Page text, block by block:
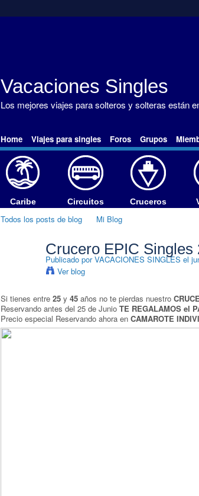
Vacaciones Singles
Los mejores viajes para solteros y solteras están
Home Viajes para singles Foros Grupos
Caribe Circuitos Cruceros
Todos los posts de blog Mi Blog
Crucero EPIC Singles
Publicado porVACACIONES SINGLES el
Ver blog
Si tienes entre 25y 45años no te pierdas nuestro
Reservando antes del 25 de Junio TE REGALAMOS el
Precio especial Reservando ahora en CAMAROTE